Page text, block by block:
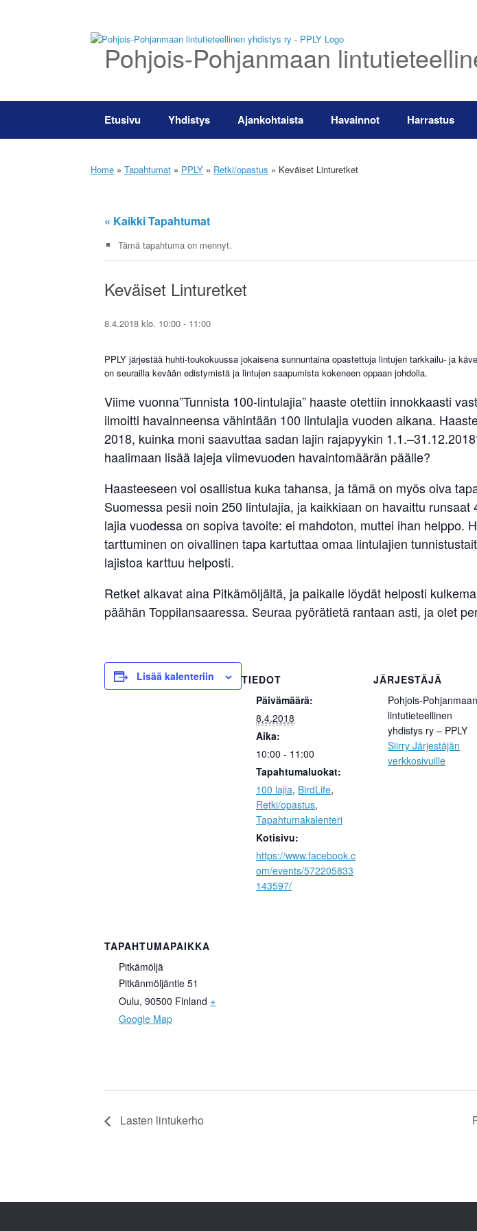
Pohjois-Pohjanmaan
Etusivu Yhdistys Ajankohtaista Havainnot Harrastus
Home » Tapahtumat » PPLY » Retki/opastus » Keväiset Linturetket
« Kaikki Tapahtumat
Tämä tapahtuma on mennyt.
Keväiset Linturetket
8.4.2018 klo. 10:00 - 11:00
PPLY järjestää huhti-toukokuussa jokaisena sunnuntaina opastettuja lintujen tarkkailu- ja
on seurailla kevään edistymistä ja lintujen saapumista kokeneen oppaan johdolla.
Viime vuonna”Tunnista 100-lintulajia” haaste otettiin innokkaasti
ilmoitti havainneensa vähintään 100 lintulajia vuoden aikana.
2018, kuinka moni saavuttaa sadan lajin rajapyykin
haalimaan lisää lajeja viimevuoden havaintomäärän päälle?
Haasteeseen voi osallistua kuka tahansa, ja tämä on myös oiva
Suomessa pesii noin 250 lintulajia, ja kaikkiaan on havaittu runsaat
lajia vuodessa on sopiva tavoite: ei mahdoton, muttei ihan helppo.
tarttuminen on oivallinen tapa kartuttaa omaa lintulajien
lajistoa karttuu helposti.
Retket alkavat aina Pitkämöljältä, ja paikalle löydät helposti
päähän Toppilansaaressa. Seuraa pyörätietä rantaan asti, ja olet
Lisää kalenteriin
TIEDOT
Päivämäärä:
8.4.2018
Aika:
10:00 - 11:00
Tapahtumaluokat:
100 lajia, BirdLife,
Retki/opastus,
Tapahtumakalenteri
Kotisivu:
https://www.facebook.c
om/events/572205833
143597/
JÄRJESTÄJÄ
Pohjois-Pohjanmaan
lintutieteellinen
yhdistys ry – PPLY
Siirry Järjestäjän
verkkosivuille
TAPAHTUMAPAIKKA
Pitkämöljä
Pitkänmöljäntie 51
Oulu, 90500 Finland +
Google Map
Lasten lintukerho